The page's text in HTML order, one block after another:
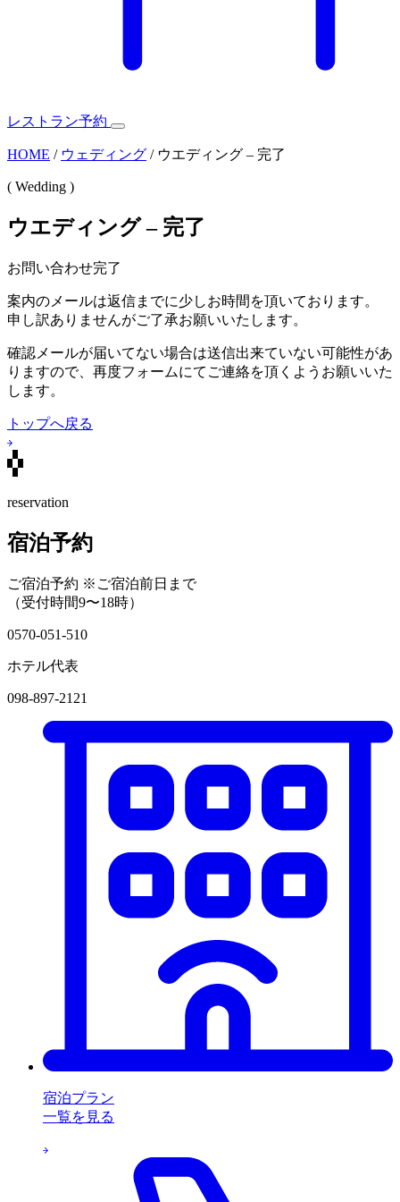
レストラン予約
HOME / ウェディング / ウエディング – 完了
( Wedding )
ウエディング – 完了
お問い合わせ完了
案内のメールは返信までに少しお時間を頂いております。
申し訳ありませんがご了承お願いいたします。
確認メールが届いてない場合は送信出来ていない可能性があ
りますので、再度フォームにてご連絡を頂くようお願いいた
します。
トップへ戻る
reservation
宿泊予約
ご宿泊予約 ※ご宿泊前日まで
（受付時間9〜18時）
0570-051-510
ホテル代表
098-897-2121
宿泊プラン
一覧を見る